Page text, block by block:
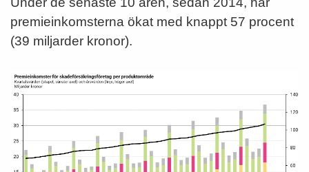
premieinkomsterna ökat med knappt 57 procent
(39 miljarder kronor).